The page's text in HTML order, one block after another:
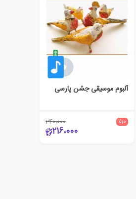
آلبوم موسیقی جشن پارسی
٪10 240،000
216،000